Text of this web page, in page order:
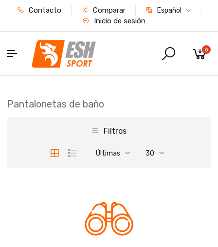
Contacto Comparar Español
Inicio de sesión
0
Pantalonetas de baño
Filtros
Últimas 30